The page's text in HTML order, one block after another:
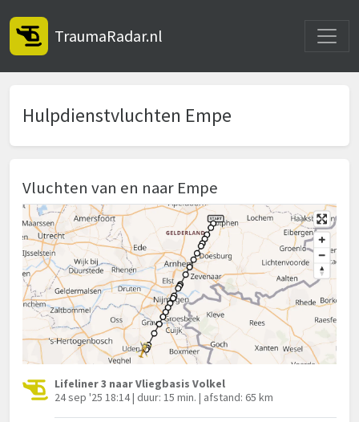
TraumaRadar.nl
Hulpdienstvluchten Empe
Vluchten van en naar Empe
Lifeliner 3 naar Vliegbasis Volkel
24 sep '25 18:14 | duur: 15 min. | afstand: 65 km